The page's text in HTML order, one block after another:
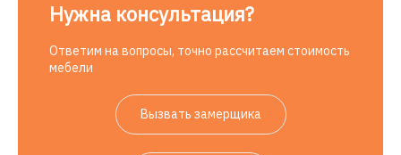
Нужна консультация?
Ответим на вопросы, точно рассчитаем стоимость
мебели
Вызвать замерщика